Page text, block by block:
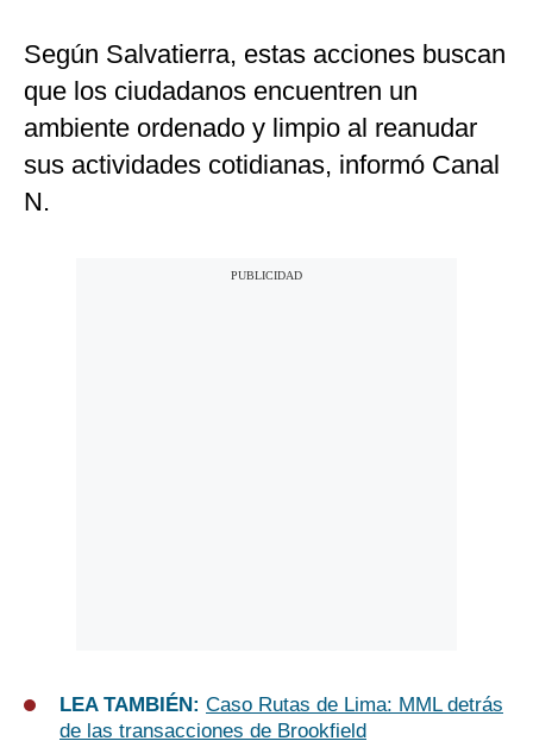
Según Salvatierra, estas acciones buscan
que los ciudadanos encuentren un
ambiente ordenado y limpio al reanudar
sus actividades cotidianas, informó Canal
N.
LEA TAMBIÉN: Caso Rutas de Lima: MML detrás
de las transacciones de Brookfield